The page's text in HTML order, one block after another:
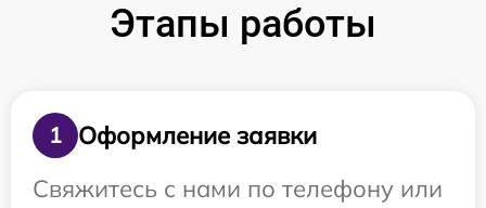
Этапы работы
1
Оформление заявки
Свяжитесь с нами по телефону или